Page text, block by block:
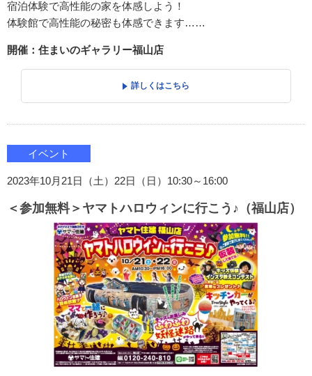
宿泊体験で高性能の家を体感しよう！
体験館で高性能の秘密も体感できます……
開催：住まいのギャラリー福山店
詳しくはこちら
イベント
2023年10月21日（土）22日（日）10:30～16:00
＜参加無料＞ヤマトハロウィンに行こう♪（福山店）